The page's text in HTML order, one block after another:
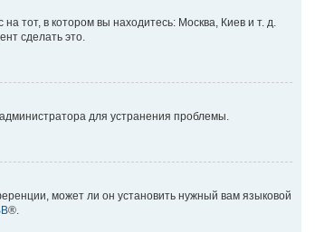
тот, в котором вы находитесь: Москва, Киев и т. д.
сделать это.
для устранения проблемы.
может ли он установить нужный вам языковой
®.